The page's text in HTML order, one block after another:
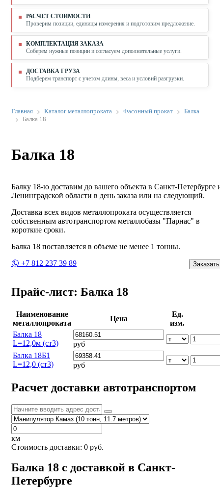
РАСЧЕТ СТОИМОСТИ
Проверим позиции, единицы измерения и подготовим предложение.
КОМПЛЕКТАЦИЯ ЗАКАЗА
Соберем нужные позиции и согласуем дополнительные услуги.
ДОСТАВКА ГРУЗА
Подберем транспорт с учетом длины, веса и условий разгрузки.
Главная Каталог металлопроката Фасонный прокат
Балка
Балка 18
Балка 18
Балку 18-ю доставим до вашего объекта в Санкт-Петербурге
Ленинградской области в день заказа или на следующий.
Доставка всех видов металлопроката осуществляется
собственным автотранспортом металлобазы "Парнас" в
короткие сроки.
Балка 18 поставляется в объеме не менее 1 тонны.
+7 812 237 39 89
Заказать
Прайс-лист: Балка 18
Наименование
металлопроката
Цена
Ед.
изм.
Балка 18
L=12,0м (ст3)
руб
Балка 18Б1
L=12,0 (ст3)
руб
Расчет доставки автотранспортом
км
Стоимость доставки: 0 руб.
Балка 18 с доставкой в Санкт-
Петербурге